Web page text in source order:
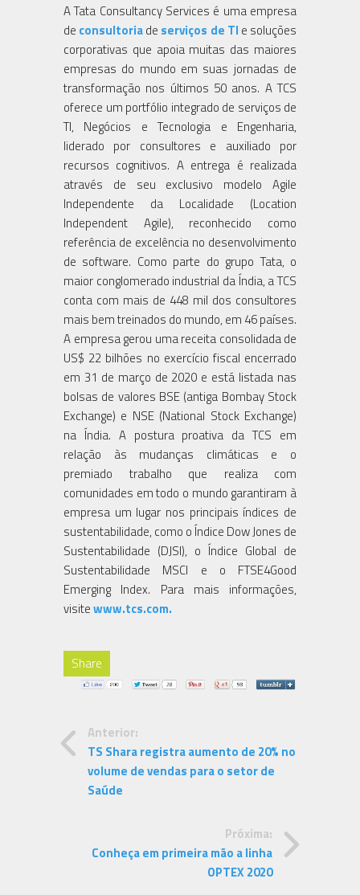
A Tata Consultancy Services é uma empresa
de consultoriade serviços de TI e soluções
corporativas que apoia muitas das maiores
empresas do mundo em suas jornadas de
transformação nos últimos 50 anos. A TCS
oferece um portfólio integrado de serviços de
TI, Negócios e Tecnologia e Engenharia,
liderado por consultores e auxiliado por
recursos cognitivos. A entrega é realizada
através de seu exclusivo modelo Agile
Independente da Localidade (Location
Independent Agile), reconhecido como
referência de excelência no desenvolvimento
de software. Como parte do grupo Tata, o
maior conglomerado industrial da Índia, a TCS
conta com mais de 448 mil dos consultores
mais bem treinados do mundo, em 46 países.
A empresa gerou uma receita consolidada de
US$ 22 bilhões no exercício fiscal encerrado
em 31 de março de 2020 e está listada nas
bolsas de valores BSE (antiga Bombay Stock
Exchange) e NSE (National Stock Exchange)
na Índia. A postura proativa da TCS em
relação às mudanças climáticas e o
premiado trabalho que realiza com
comunidades em todo o mundo garantiram à
empresa um lugar nos principais índices de
sustentabilidade, como o Índice Dow Jones de
Sustentabilidade (DJSI), o Índice Global de
Sustentabilidade MSCI e o FTSE4Good
Emerging Index. Para mais informações,
visitewww.tcs.com.
Share
Anterior:
TS Shara registra aumento de 20% no
volume de vendas para o setor de
Saúde
Próxima:
Conheça em primeira mão a linha
OPTEX 2020